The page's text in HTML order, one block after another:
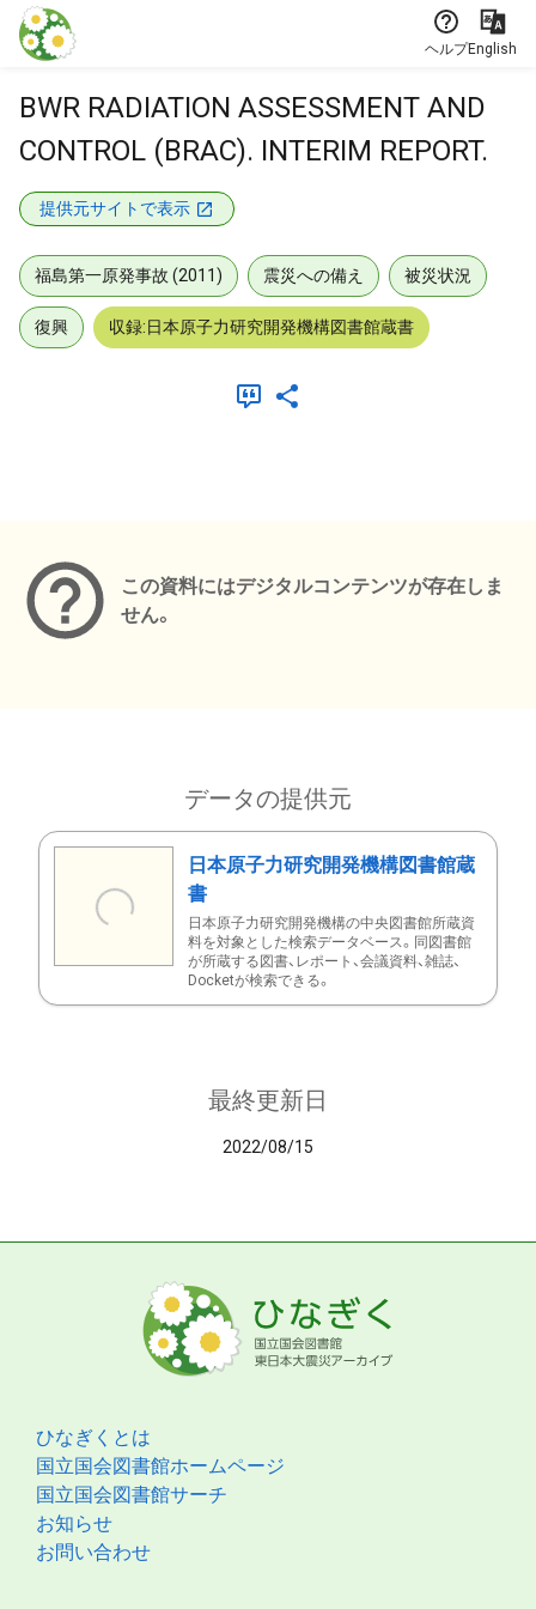
本文に飛ぶ
ヘルプEnglish
BWR RADIATION ASSESSMENT AND
CONTROL (BRAC). INTERIM REPORT.
提供元サイトで表示
福島第一原発事故 (2011) 震災への備え 被災状況
復興 収録:日本原子力研究開発機構図書館蔵書
この資料にはデジタルコンテンツが存在しま
せん。
データの提供元
日本原子力研究開発機構図書館蔵
書
日本原子力研究開発機構の中央図書館所蔵資
料を対象とした検索データベース。同図書館
が所蔵する図書、レポート、会議資料、雑誌、
Docketが検索できる。
最終更新日
2022/08/15
ひなぎくとは
国立国会図書館ホームページ
国立国会図書館サーチ
お知らせ
お問い合わせ